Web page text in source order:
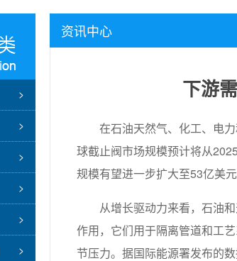
资讯中心
下游
在石油天然气、化工、电
球截止阀市场规模预计将从
规模有望进一步扩大至53亿美元
从增长驱动力来看，石油
作用，它们用于隔离管道和工
节压力。据国际能源署发布的